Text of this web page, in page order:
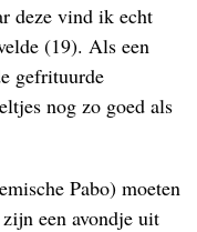
deze vind ik echt
(19). Als een
gefrituurde
nog zo goed als
Pabo) moeten
een avondje uit